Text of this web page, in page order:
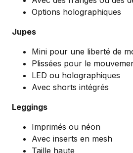
Options holographiques
Jupes
Mini pour une liberté de
Plissées pour le
LED ou holographiques
Avec shorts intégrés
Leggings
Imprimés ou néon
Avec inserts en mesh
Taille haute